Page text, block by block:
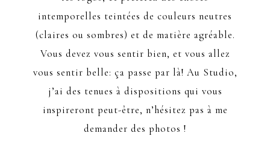
intemporelles teintées de couleurs neutres
(claires ou sombres) et de matière agréable.
Vous devez vous sentir bien, et vous allez
vous sentir belle: ça passe par là! Au Studio,
j’ai des tenues à dispositions qui vous
inspireront peut-être, n’hésitez pas à me
demander des photos !